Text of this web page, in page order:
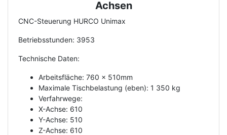
Achsen
CNC-Steuerung HURCO Unimax
Betriebsstunden: 3953
Technische Daten:
Arbeitsfläche: 760 x 510mm
Maximale Tischbelastung (eben): 1 350 kg
Verfahrwege:
X-Achse: 610
Y-Achse: 510
Z-Achse: 610